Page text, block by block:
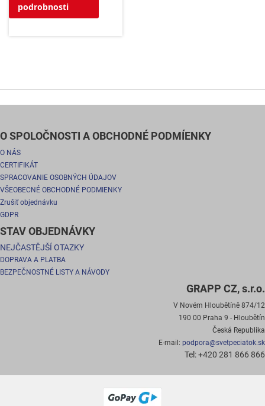
podrobnosti
O SPOLOČNOSTI A OBCHODNÉ PODMÍENKY
O NÁS
CERTIFIKÁT
SPRACOVANIE OSOBNÝCH ÚDAJOV
VŠEOBECNÉ OBCHODNÉ PODMIENKY
Zrušiť objednávku
GDPR
STAV OBJEDNÁVKY
NEJČASTĚJŠÍ OTAZKY
DOPRAVA A PLATBA
BEZPEČNOSTNÉ LISTY A NÁVODY
GRAPP CZ, s.r.o.
V Novém Hloubětíně 874/12
190 00 Praha 9 - Hloubětín
Česká Republika
E-mail: podpora@svetpeciatok.sk
Tel: +420 281 866 866